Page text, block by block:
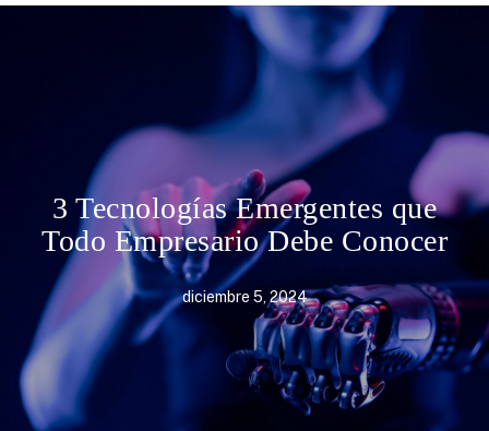
3 Tecnologías Emergentes que
Todo Empresario Debe Conocer
diciembre 5, 2024